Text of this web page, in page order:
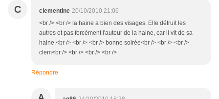
C clementine 20/10/2010 21:06
<br /> <br /> la haine a bien des visages. Elle détruit les
autres et pas forcément l'auteur de la haine, car il vit de sa
haine.<br /> <br /> <br /> bonne soirée<br /> <br /> <br />
clem<br /> <br /> <br /> <br />
Répondre